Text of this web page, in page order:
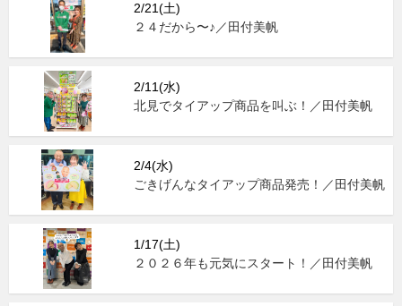
2/21(土)
２４だから〜♪／田付美帆
2/11(水)
北見でタイアップ商品を叫ぶ！／田付美帆
2/4(水)
ごきげんなタイアップ商品発売！／田付美帆
1/17(土)
２０２６年も元気にスタート！／田付美帆